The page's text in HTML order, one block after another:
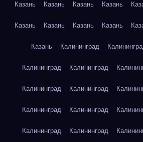
Казань Казань Казань Казань
Казань Казань Казань Казань
Казань Калининград
Калининград Калининград
Калининград Калининград
Калининград Калининград
Калининград Калининград